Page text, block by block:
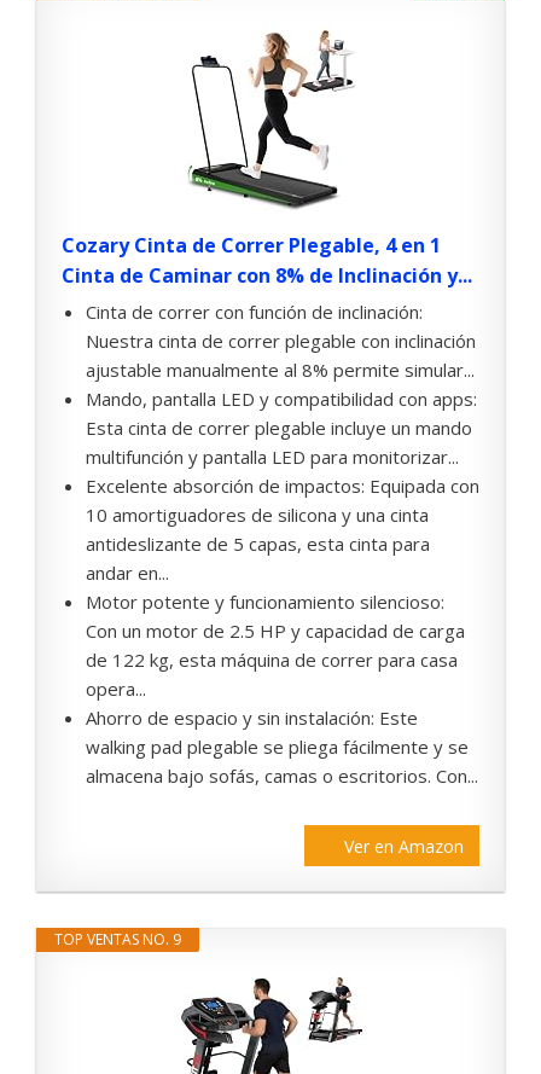
Cozary Cinta de Correr Plegable, 4 en 1
Cinta de Caminar con 8% de Inclinación y...
Cinta de correr con función de inclinación:
Nuestra cinta de correr plegable con inclinación
ajustable manualmente al 8% permite simular...
Mando, pantalla LED y compatibilidad con apps:
Esta cinta de correr plegable incluye un mando
multifunción y pantalla LED para monitorizar...
Excelente absorción de impactos: Equipada con
10 amortiguadores de silicona y una cinta
antideslizante de 5 capas, esta cinta para
andar en...
Motor potente y funcionamiento silencioso:
Con un motor de 2.5 HP y capacidad de carga
de 122 kg, esta máquina de correr para casa
opera...
Ahorro de espacio y sin instalación: Este
walking pad plegable se pliega fácilmente y se
almacena bajo sofás, camas o escritorios. Con...
Ver en Amazon
TOP VENTAS NO. 9